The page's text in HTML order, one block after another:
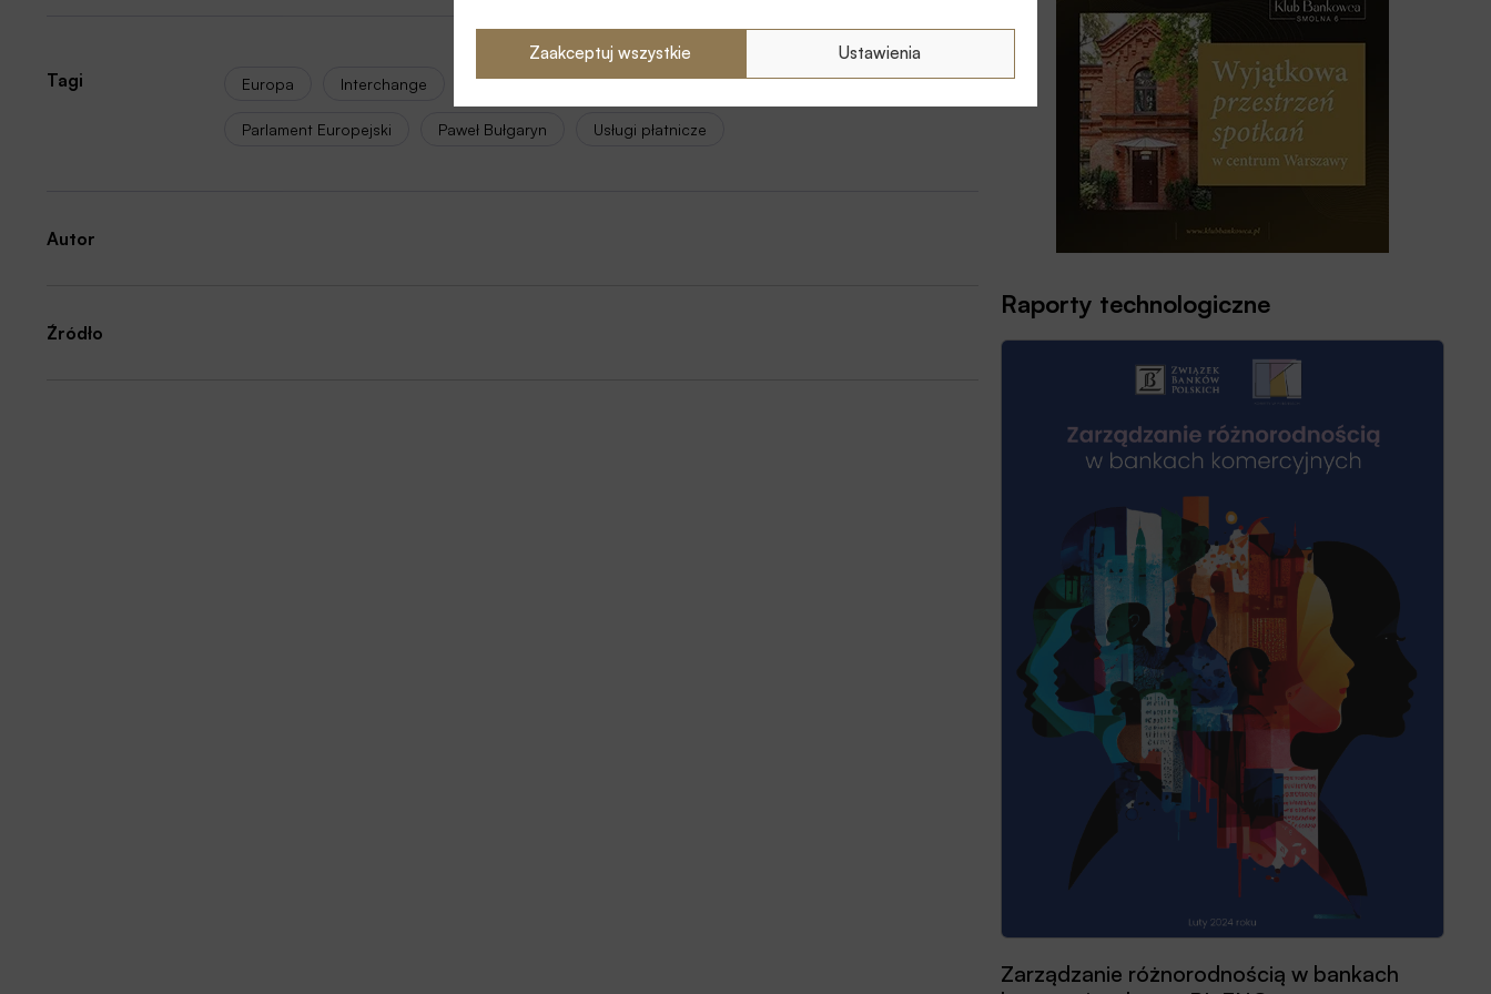
Zaakceptuj wszystkie Ustawienia
Tagi Europa Interchange Jan Byrski Karty bankowe Ministerstwo Finansów
Parlament Europejski Paweł Bułgaryn Usługi płatnicze
Autor
Źródło
Raporty technologiczne
Zarządzanie różnorodnością w bankach